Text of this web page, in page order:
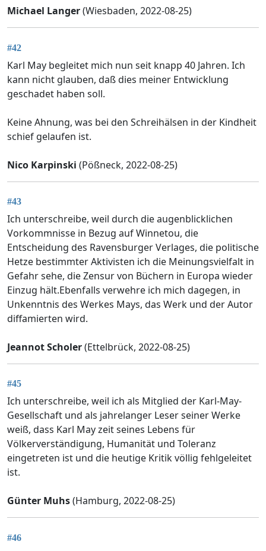
Michael Langer(Wiesbaden, 2022-08-25)
#42
Karl May begleitet mich nun seit knapp 40 Jahren. Ich
kann nicht glauben, daß dies meiner Entwicklung
geschadet haben soll.
Keine Ahnung, was bei den Schreihälsen in der Kindheit
schief gelaufen ist.
Nico Karpinski (Pößneck, 2022-08-25)
#43
Ich unterschreibe, weil durch die augenblicklichen
Vorkommnisse in Bezug auf Winnetou, die
Entscheidung des Ravensburger Verlages, die politische
Hetze bestimmter Aktivisten ich die Meinungsvielfalt in
Gefahr sehe, die Zensur von Büchern in Europa wieder
Einzug hält.Ebenfalls verwehre ich mich dagegen, in
Unkenntnis des Werkes Mays, das Werk und der Autor
diffamierten wird.
Jeannot Scholer(Ettelbrück, 2022-08-25)
#45
Ich unterschreibe, weil ich als Mitglied der Karl-May-
Gesellschaft und als jahrelanger Leser seiner Werke
weiß, dass Karl May zeit seines Lebens für
Völkerverständigung, Humanität und Toleranz
eingetreten ist und die heutige Kritik völlig fehlgeleitet
ist.
Günter Muhs(Hamburg, 2022-08-25)
#46